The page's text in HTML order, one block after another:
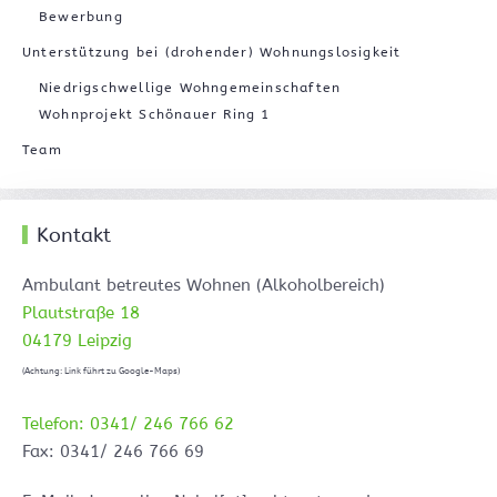
Bewerbung
Unterstützung bei (drohender) Wohnungslosigkeit
Niedrigschwellige Wohngemeinschaften
Wohnprojekt Schönauer Ring 1
Team
Kontakt
Ambulant betreutes Wohnen (Alkoholbereich)
Plautstraße 18
04179 Leipzig
(Achtung: Link führt zu Google-Maps)
Telefon: 0341/ 246 766 62
Fax: 0341/ 246 766 69